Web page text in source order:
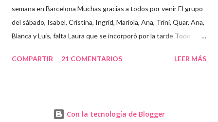
semana en Barcelona Muchas gracias a todos por venir El grupo
del sábado, Isabel, Cristina, Ingrid, Mariola, Ana, Trini, Quar, Ana,
Blanca y Luis, falta Laura que se incorporó por la tarde Todo
primero un poco de teórica para tener claro lo que tenemos que
las batidoras! Cristina y Blanca Mariola... está guapa hasta con
COMPARTIR 21 COMENTARIOS LEER MÁS
Con la tecnología de Blogger